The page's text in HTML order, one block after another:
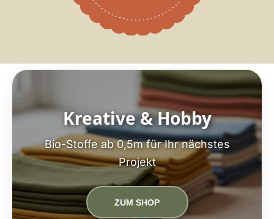
Kreative & Hobby
Bio-Stoffe ab 0,5m für Ihr nächstes
Projekt
ZUM SHOP